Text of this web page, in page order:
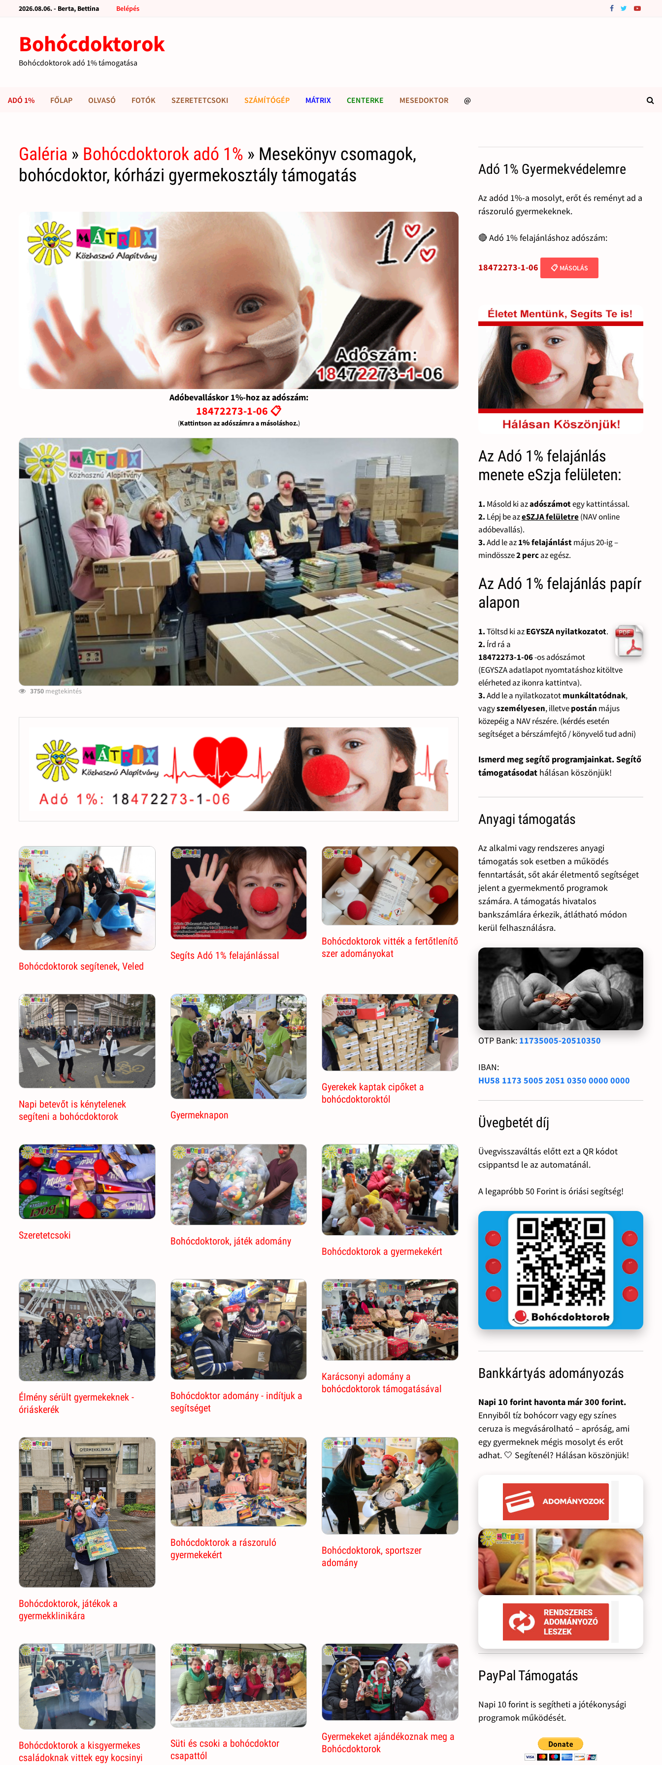
2026.08.06. - Berta, Bettina Belépés
Bohócdoktorok
Bohócdoktorok adó 1% támogatása
ADÓ 1% FŐLAP OLVASÓ FOTÓK SZERETETCSOKI SZÁMÍTÓGÉP MÁTRIX CENTERKE MESEDOKTOR @
Galéria » Bohócdoktorok adó 1% » Mesekönyv csomagok,
bohócdoktor, kórházi gyermekosztály támogatás
Adóbevalláskor 1%-hoz az adószám:
18472273-1-06 📋
(Kattintson az adószámra a másoláshoz.)
3750 megtekintés
Bohócdoktorok segítenek, Veled
Segíts Adó 1% felajánlással
Bohócdoktorok vitték a fertőtlenítő
szer adományokat
Napi betevőt is kénytelenek
segíteni a bohócdoktorok
Gyermeknapon
Gyerekek kaptak cipőket a
bohócdoktoroktól
Szeretetcsoki
Bohócdoktorok, játék adomány
Bohócdoktorok a gyermekekért
Élmény sérült gyermekeknek -
óriáskerék
Bohócdoktor adomány - indítjuk a
segítséget
Karácsonyi adomány a
bohócdoktorok támogatásával
Bohócdoktorok, játékok a
gyermekklinikára
Bohócdoktorok a rászoruló
gyermekekért
Bohócdoktorok, sportszer
adomány
Bohócdoktorok a kisgyermekes
családoknak vittek egy kocsinyi
Süti és csoki a bohócdoktor
csapattól
Gyermekeket ajándékoznak meg a
Bohócdoktorok
Adó 1% Gyermekvédelemre
Az adód 1%-a mosolyt, erőt és reményt ad a
rászoruló gyermekeknek.
🔴 Adó 1% felajánláshoz adószám:
18472273-1-06 📋 MÁSOLÁS
Az Adó 1% felajánlás
menete eSzja felületen:
1. Másold ki azadószámotegy kattintással.
2. Lépj be azeSZJA felületre(NAV online
adóbevallás).
3.Add le az1% felajánlástmájus 20-ig –
mindössze2 percaz egész.
Az Adó 1% felajánlás papír
alapon
1.Töltsd ki azEGYSZA nyilatkozatot.
2. Írd rá a
18472273-1-06-os adószámot
(EGYSZA adatlapot nyomtatáshoz kitöltve
elérheted az ikonra kattintva).
3.Add le a nyilatkozatotmunkáltatódnak,
vagyszemélyesen, illetvepostán május
közepéig a NAV részére. (kérdés esetén
segítséget a bérszámfejtő / könyvelő tud adni)
Ismerd meg segítő programjainkat. Segítő
támogatásodat hálásan köszönjük!
Anyagi támogatás
Az alkalmi vagy rendszeres anyagi
támogatás sok esetben a működés
fenntartását, sőt akár életmentő segítséget
jelent a gyermekmentő programok
számára. A támogatás hivatalos
bankszámlára érkezik, átlátható módon
kerül felhasználásra.
OTP Bank: 11735005-20510350
IBAN:
HU58 1173 5005 2051 0350 0000 0000
Üvegbetét díj
Üvegvisszaváltás előtt ezt a QR kódot
csippantsd le az automatánál.
A legapróbb 50 Forint is óriási segítség!
Bankkártyás adományozás
Napi 10 forint havonta már 300 forint.
Ennyiből tíz bohócorr vagy egy színes
ceruza is megvásárolható – apróság, ami
egy gyermeknek mégis mosolyt és erőt
adhat. 🤍 Segítenél? Hálásan köszönjük!
PayPal Támogatás
Napi 10 forint is segítheti a jótékonysági
programok működését.